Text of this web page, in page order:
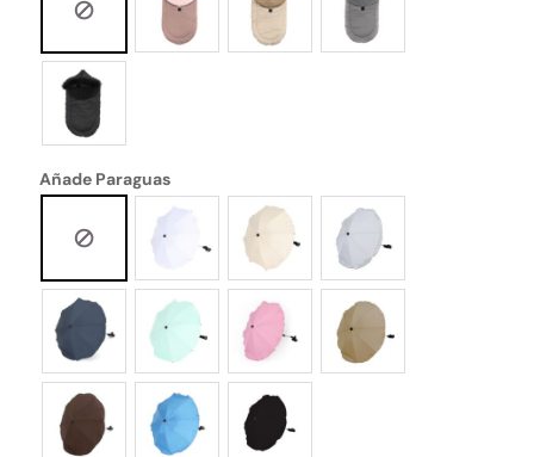
Añade Paraguas